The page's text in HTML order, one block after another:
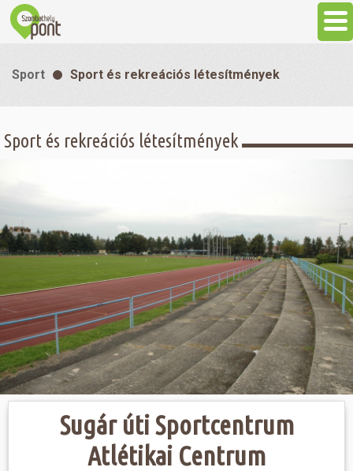
Látnivalók
Szállás
Sport
Szabadidő
Hasznos
Sport Sport és rekreációs létesítmények
Sport és rekreációs létesítmények
Sugár úti Sportcentrum
Atlétikai Centrum